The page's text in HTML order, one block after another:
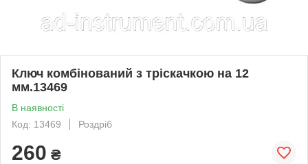
Ключ комбінований з тріскачкою на 12
мм.13469
В наявності
Код: 13469
Роздріб
260 ₴